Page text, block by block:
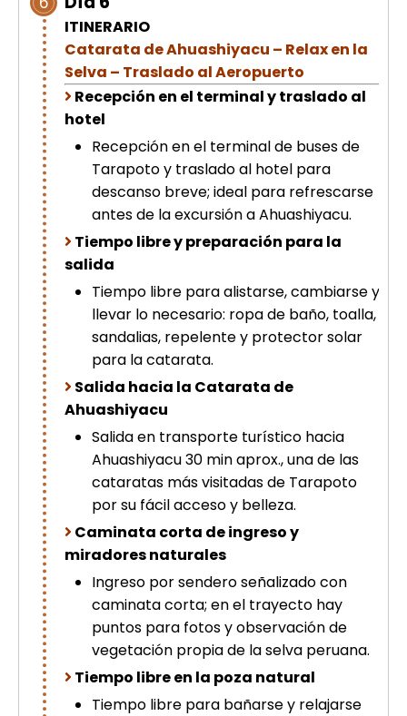
ITINERARIO
Catarata de Ahuashiyacu – Relax en la
Selva – Traslado al Aeropuerto
Recepción en el terminal y traslado al
hotel
Recepción en el terminal de buses de
Tarapoto y traslado al hotel para
descanso breve; ideal para refrescarse
antes de la excursión a Ahuashiyacu.
Tiempo libre y preparación para la
salida
Tiempo libre para alistarse, cambiarse y
llevar lo necesario: ropa de baño, toalla,
sandalias, repelente y protector solar
para la catarata.
Salida hacia la Catarata de
Ahuashiyacu
Salida en transporte turístico hacia
Ahuashiyacu 30 min aprox., una de las
cataratas más visitadas de Tarapoto
por su fácil acceso y belleza.
Caminata corta de ingreso y
miradores naturales
Ingreso por sendero señalizado con
caminata corta; en el trayecto hay
puntos para fotos y observación de
vegetación propia de la selva peruana.
Tiempo libre en la poza natural
Tiempo libre para bañarse y relajarse